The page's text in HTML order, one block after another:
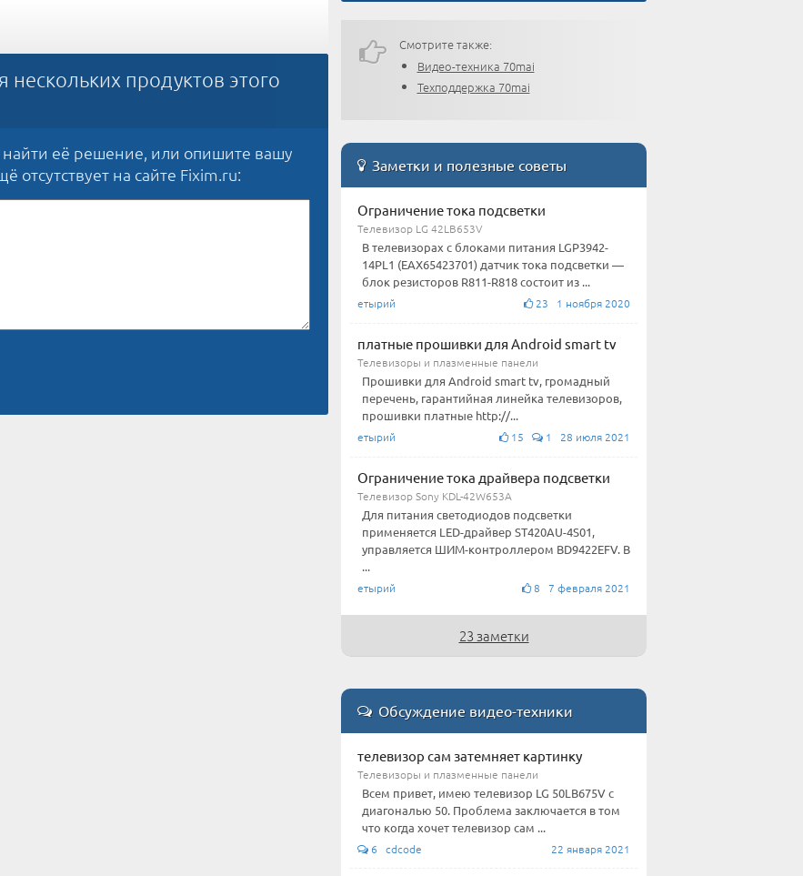
продуктов этого
найти её решение, или опишите вашу
отсутствует на сайте Fixim.ru:
Смотрите также:
Видео-техника 70mai
Техподдержка 70mai
Заметки и полезные советы
Ограничение тока подсветки
Телевизор LG 42LB653V
В телевизорах с блоками питания LGP3942-
14PL1 (EAX65423701) датчик тока подсветки —
блок резисторов R811-R818 состоит из ...
етырий 23 1 ноября 2020
платные прошивки для Android smart tv
Телевизоры и плазменные панели
Прошивки для Android smart tv, громадный
перечень, гарантийная линейка телевизоров,
прошивки платные http://...
етырий 15 1 28 июля 2021
Ограничение тока драйвера подсветки
Телевизор Sony KDL-42W653A
Для питания светодиодов подсветки
применяется LED-драйвер ST420AU-4S01,
управляется ШИМ-контроллером BD9422EFV. В
...
етырий 8 7 февраля 2021
23 заметки
Обсуждение видео-техники
телевизор сам затемняет картинку
Телевизоры и плазменные панели
Всем привет, имею телевизор LG 50LB675V с
диагональю 50. Проблема заключается в том
что когда хочет телевизор сам ...
6 cdcode 22 января 2021